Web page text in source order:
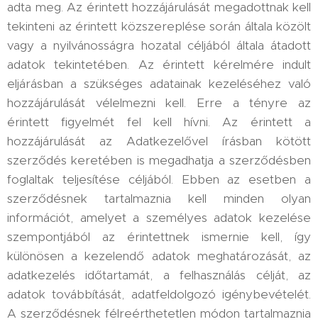
adta meg. Az érintett hozzájárulását megadottnak kell
tekinteni az érintett közszereplése során általa közölt
vagy a nyilvánosságra hozatal céljából általa átadott
adatok tekintetében. Az érintett kérelmére indult
eljárásban a szükséges adatainak kezeléséhez való
hozzájárulását vélelmezni kell. Erre a tényre az
érintett figyelmét fel kell hívni. Az érintett a
hozzájárulását az Adatkezelővel írásban kötött
szerződés keretében is megadhatja a szerződésben
foglaltak teljesítése céljából. Ebben az esetben a
szerződésnek tartalmaznia kell minden olyan
információt, amelyet a személyes adatok kezelése
szempontjából az érintettnek ismernie kell, így
különösen a kezelendő adatok meghatározását, az
adatkezelés időtartamát, a felhasználás célját, az
adatok továbbítását, adatfeldolgozó igénybevételét.
A szerződésnek félreérthetetlen módon tartalmaznia